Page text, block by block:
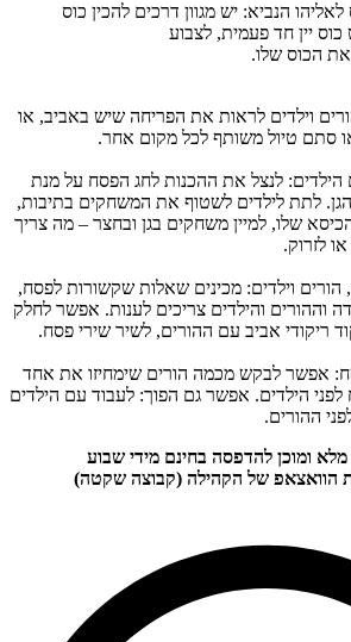
כוס לאליהו הנביא: יש מגוון דרכים להכין כוס
יין חד פעמית, לצבוע
הכוס שלו.
וילדים לראות את הפריחה שיש באביב, או
סתם טיול משותף לכל מקום אחר.
הילדים: לנצל את ההכנות לחג הפסח על מנת
הגן. לתת לילדים לשטוף את המשחקים בתיבות,
שלו, למיין משחקים בגן ובחצר – מה צריך
לזרוק.
הורים וילדים: מכינים שאלות שקשורות לפסח,
וההורים והילדים צריכים לענות. אפשר לחלק
ריקודי אביב עם ההורים, לשיר שירי פסח.
אפשר לבקש מכמה הורים שימחיזו את אחד
הילדים. אפשר גם הפוך: לעבוד עם הילדים
ההורים.
ומוכן להדפסה בחינם מידי שבוע
הוואצאפ של הקהילה (קבוצה שקטה)